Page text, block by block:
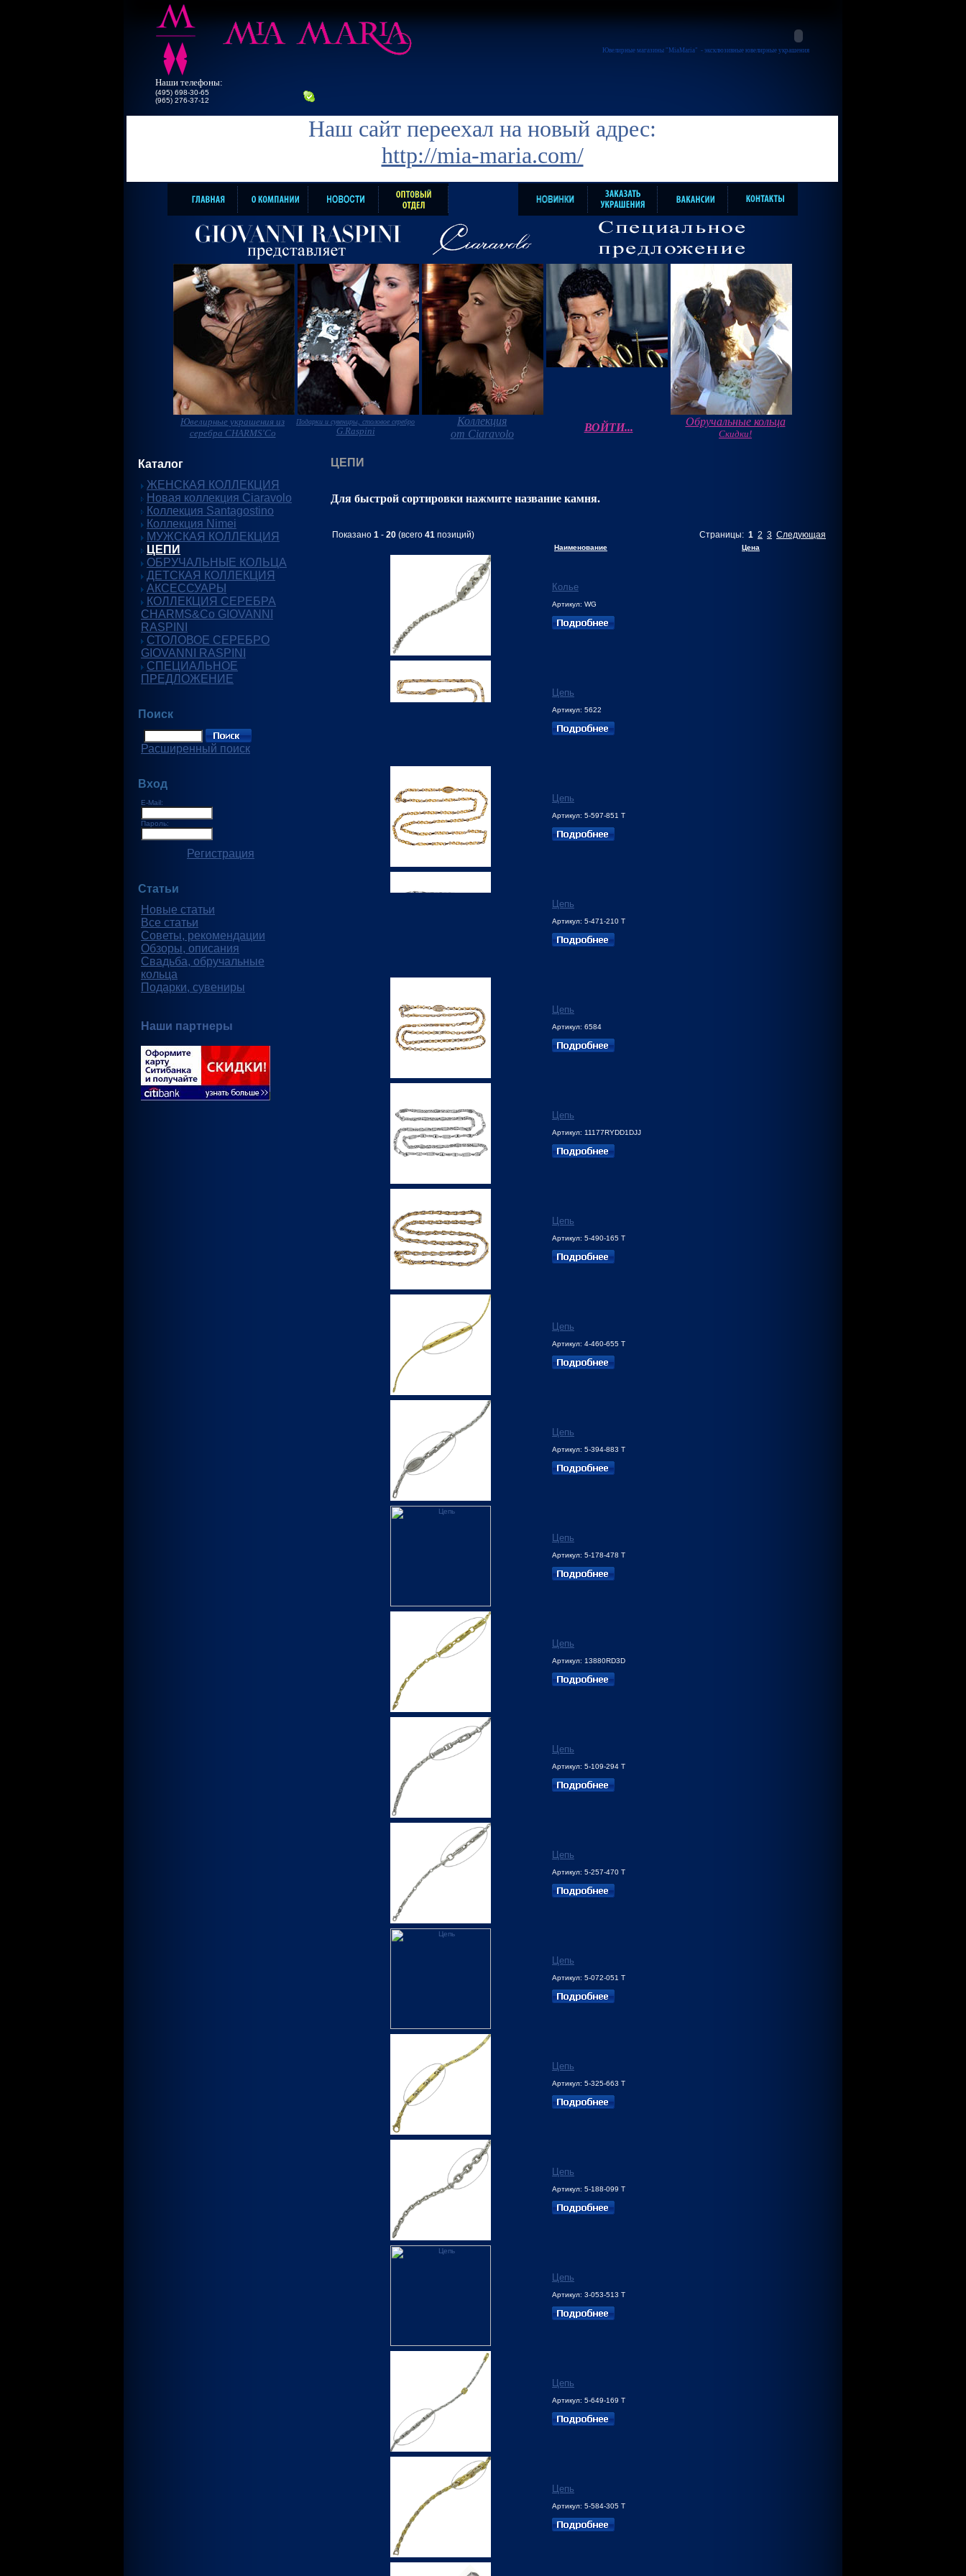
Ювелирные магазины "MiaMaria" - эксклюзивные ювелирные украшения
Наши телефоны:
(495) 698-30-65
(965) 276-37-12
Наш сайт переехал на новый адрес:
http://mia-maria.com/
Ювелирные украшения из
серебра CHARMS'Co
Подарки и сувениры, столовое серебро
G.Raspini
Коллекция
от Ciaravolo
ВОЙТИ... Обручальные кольца
Скидки!
Каталог
ЖЕНСКАЯ КОЛЛЕКЦИЯ
Новая коллекция Ciaravolo
Коллекция Santagostino
Коллекция Nimei
МУЖСКАЯ КОЛЛЕКЦИЯ
ЦЕПИ
ОБРУЧАЛЬНЫЕ КОЛЬЦА
ДЕТСКАЯ КОЛЛЕКЦИЯ
АКСЕССУАРЫ
КОЛЛЕКЦИЯ СЕРЕБРА
CHARMS&Co GIOVANNI
RASPINI
СТОЛОВОЕ СЕРЕБРО
GIOVANNI RASPINI
СПЕЦИАЛЬНОЕ
ПРЕДЛОЖЕНИЕ
Поиск
Расширенный поиск
Вход
E-Mail:
Пароль:
Регистрация
Статьи
Новые статьи
Все статьи
Советы, рекомендации
Обзоры, описания
Свадьба, обручальные
кольца
Подарки, сувениры
Наши партнеры
ЦЕПИ
Для быстрой сортировки нажмите название камня.
Показано 1 - 20 (всего 41 позиций) Страницы: 1 2 3 Следующая
Наименование Цена
Колье
Артикул: WG
Цепь
Артикул: 5622
Цепь
Артикул: 5-597-851 Т
Цепь
Артикул: 5-471-210 Т
Цепь
Артикул: 6584
Цепь
Артикул: 11177RYDD1DJJ
Цепь
Артикул: 5-490-165 Т
Цепь
Артикул: 4-460-655 Т
Цепь
Артикул: 5-394-883 Т
Цепь
Артикул: 5-178-478 Т
Цепь
Артикул: 13880RD3D
Цепь
Артикул: 5-109-294 Т
Цепь
Артикул: 5-257-470 Т
Цепь
Артикул: 5-072-051 Т
Цепь
Артикул: 5-325-663 Т
Цепь
Артикул: 5-188-099 Т
Цепь
Артикул: 3-053-513 Т
Цепь
Артикул: 5-649-169 Т
Цепь
Артикул: 5-584-305 Т